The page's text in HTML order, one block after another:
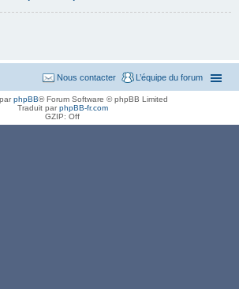
L’équipe du forum
Nous contacter
phpBB® Forum Software © phpBB Limited
Traduit parphpBB-fr.com
GZIP: Off